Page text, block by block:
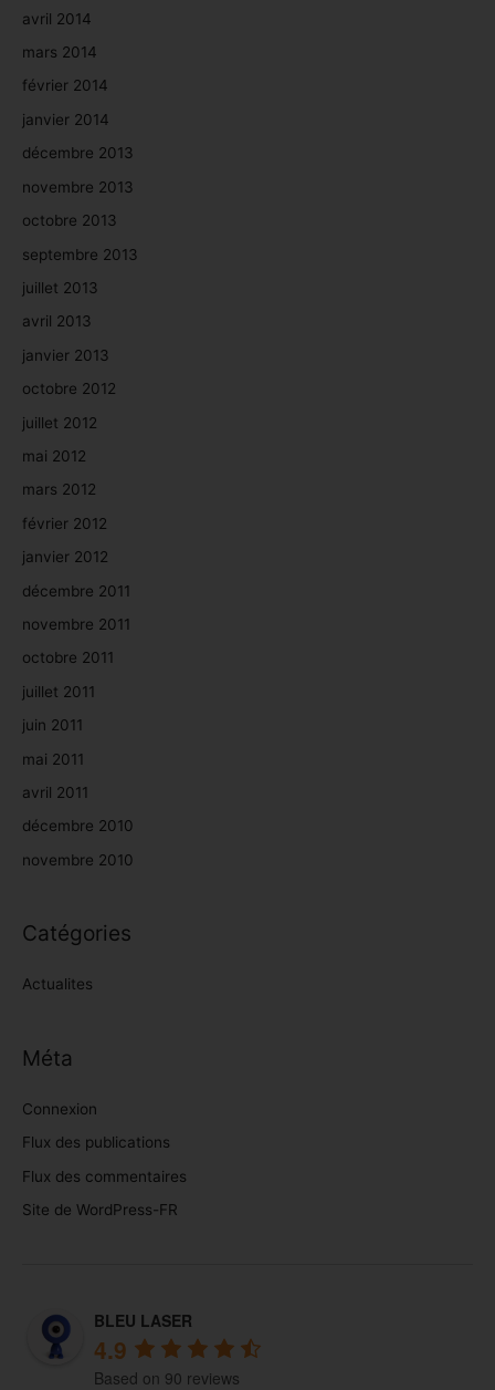
avril 2014
mars 2014
février 2014
janvier 2014
décembre 2013
novembre 2013
octobre 2013
septembre 2013
juillet 2013
avril 2013
janvier 2013
octobre 2012
juillet 2012
mai 2012
mars 2012
février 2012
janvier 2012
décembre 2011
novembre 2011
octobre 2011
juillet 2011
juin 2011
mai 2011
avril 2011
décembre 2010
novembre 2010
Catégories
Actualites
Méta
Connexion
Flux des publications
Flux des commentaires
Site de WordPress-FR
BLEU LASER
4.9
Based on 90 reviews